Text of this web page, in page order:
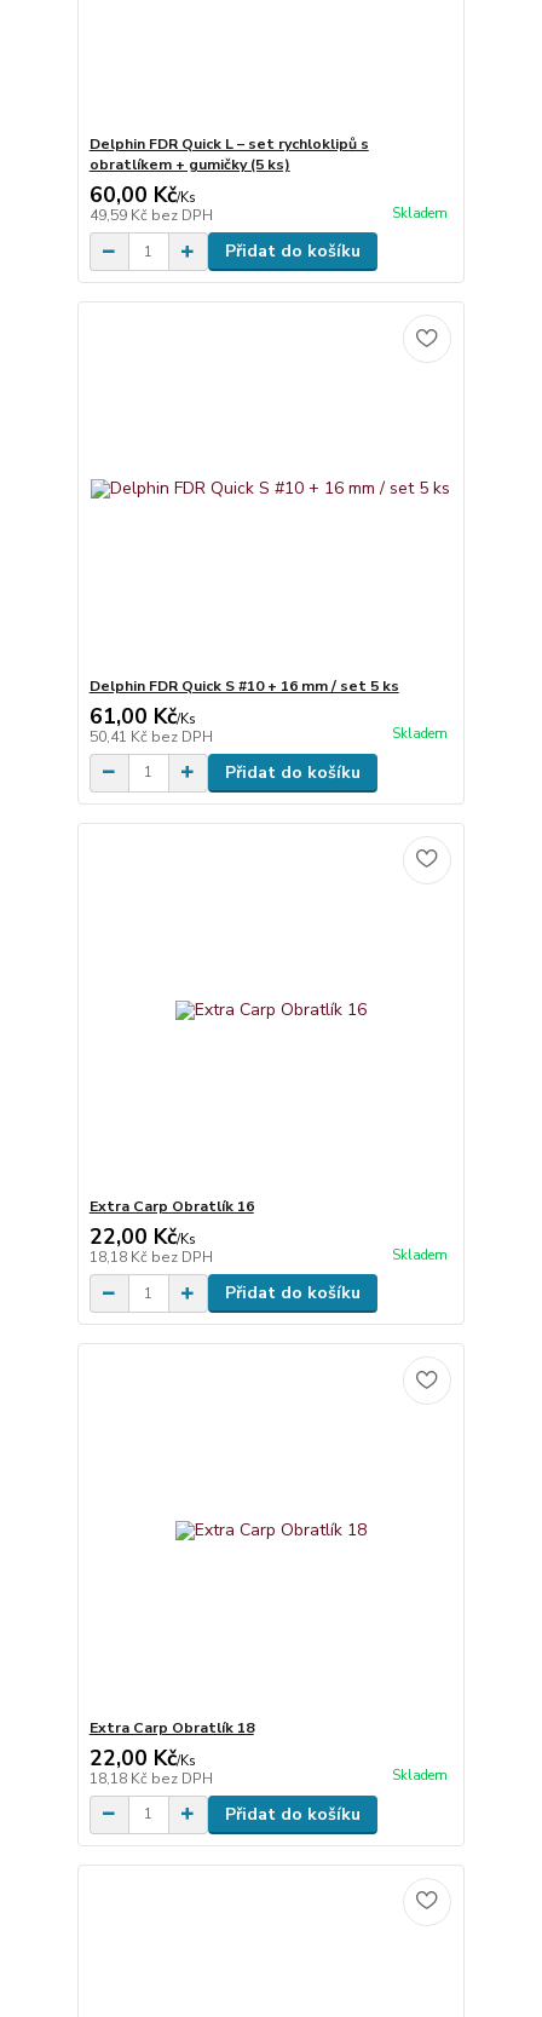
Delphin FDR Quick L – set rychloklipů s
obratlíkem + gumičky (5 ks)
60,00 Kč/Ks
49,59 Kč bez DPH Skladem
Přidat do košíku
Delphin FDR Quick S #10 + 16 mm / set 5 ks
61,00 Kč/Ks
50,41 Kč bez DPH Skladem
Přidat do košíku
Extra Carp Obratlík 16
22,00 Kč/Ks
18,18 Kč bez DPH Skladem
Přidat do košíku
Extra Carp Obratlík 18
22,00 Kč/Ks
18,18 Kč bez DPH Skladem
Přidat do košíku